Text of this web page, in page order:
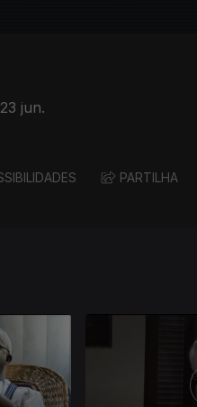
23 jun.
PARTILHA